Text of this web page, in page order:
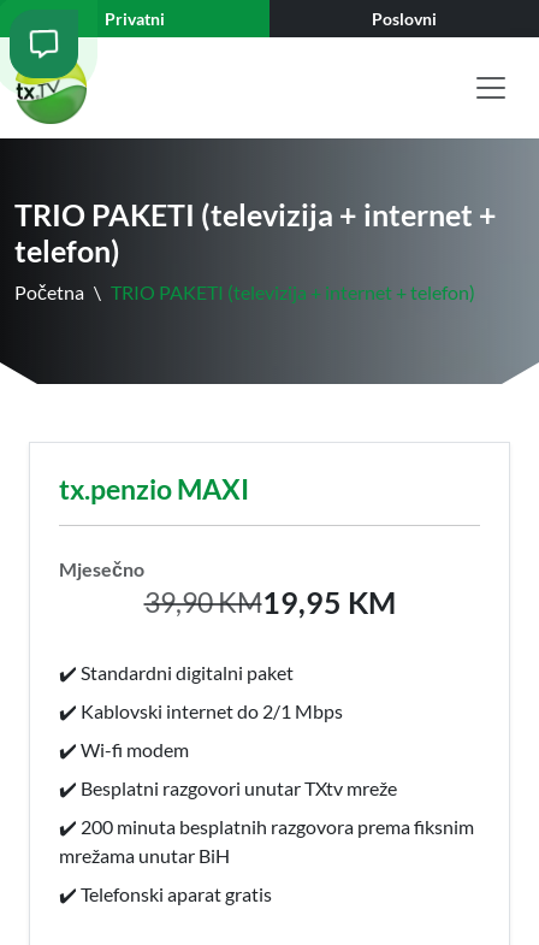
Privatni Poslovni
TRIO PAKETI (televizija + internet +
telefon)
Početna \ TRIO PAKETI (televizija + internet + telefon)
tx.penzio MAXI
Mjesečno
39,90 KM19,95 KM
✔️ Standardni digitalni paket
✔️ Kablovski internet do 2/1 Mbps
✔️ Wi-fi modem
✔️ Besplatni razgovori unutar TXtv mreže
✔️ 200 minuta besplatnih razgovora prema fiksnim
mrežama unutar BiH
✔️ Telefonski aparat gratis